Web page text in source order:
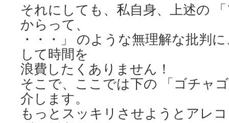
それにしても、私自身、上述の
からって、
・・・」 のような無理解な批判
して時間を
浪費したくありません！
そこで、ここでは下の 「ゴチャ
介します。
もっとスッキリさせようとアレ